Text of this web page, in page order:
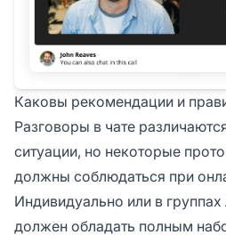
Каковы рекомендации и
Разговоры в чате
ситуации, но некоторые
должны соблюдаться при
Индивидуально или в
должен обладать полным